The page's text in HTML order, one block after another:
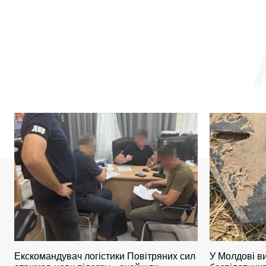
Екскомандувач логістики Повітряних сил
У Молдові